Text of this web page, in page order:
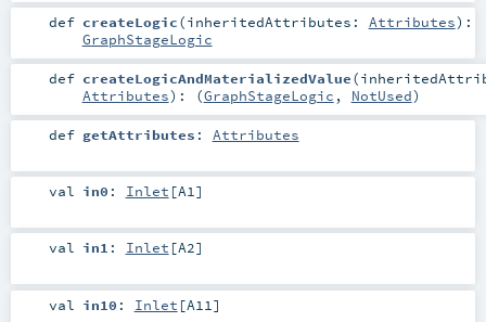
def createLogic(inheritedAttributes: Attributes) :
GraphStageLogic
def createLogicAndMaterializedValue(
Attributes) : (GraphStageLogic , NotUsed)
def getAttributes : Attributes
val in0 : Inlet [A1]
val in1 : Inlet [A2]
val in10 : Inlet [A11 ]